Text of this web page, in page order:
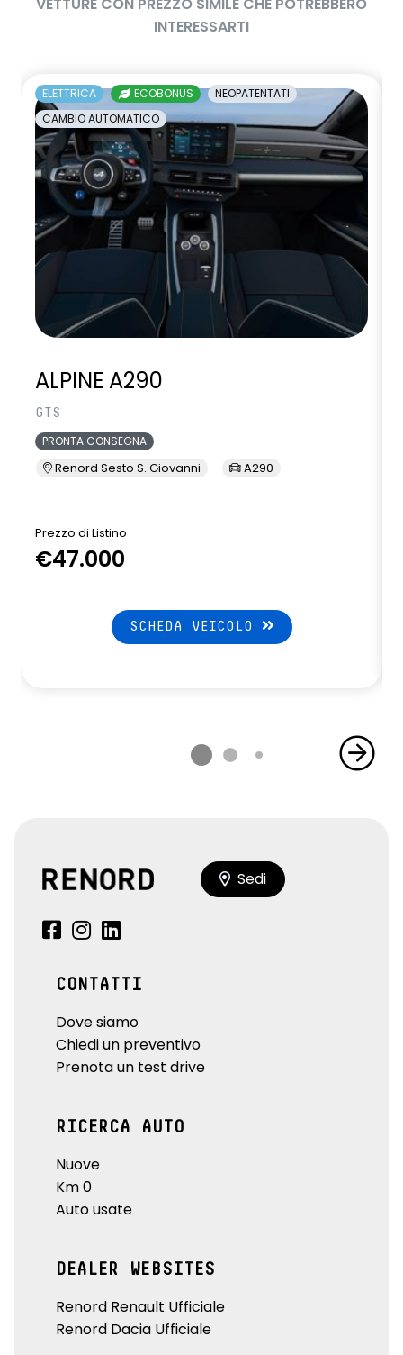
INTERESSARTI
ELETTRICA ECOBONUS
NEOPATENTATI
CAMBIO AUTOMATICO
ALPINE A290
GTS
PRONTA CONSEGNA
Renord Sesto S. Giovanni A290
Prezzo di Listino
€47.000
SCHEDA VEICOLO
Sedi
CONTATTI
Dove siamo
Chiedi un preventivo
Prenota un test drive
RICERCA AUTO
Nuove
Km 0
Auto usate
DEALER WEBSITES
Renord Renault Ufficiale
Renord Dacia Ufficiale